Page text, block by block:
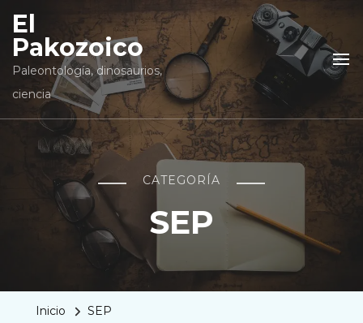
El
Pakozoico
Paleontología, dinosaurios,
ciencia
CATEGORÍA
SEP
Inicio SEP